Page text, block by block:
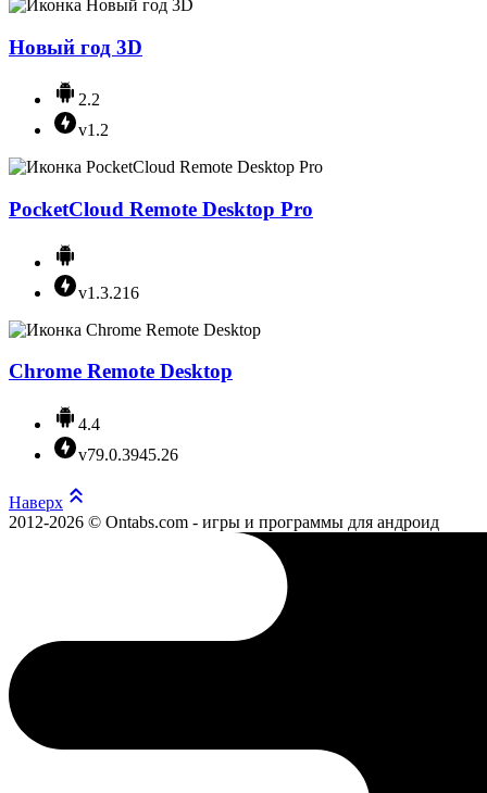
Новый год 3D
2.2
v1.2
PocketCloud Remote Desktop Pro
v1.3.216
Chrome Remote Desktop
4.4
v79.0.3945.26
Наверх
2012-2026 © Ontabs.com - игры и программы для андроид